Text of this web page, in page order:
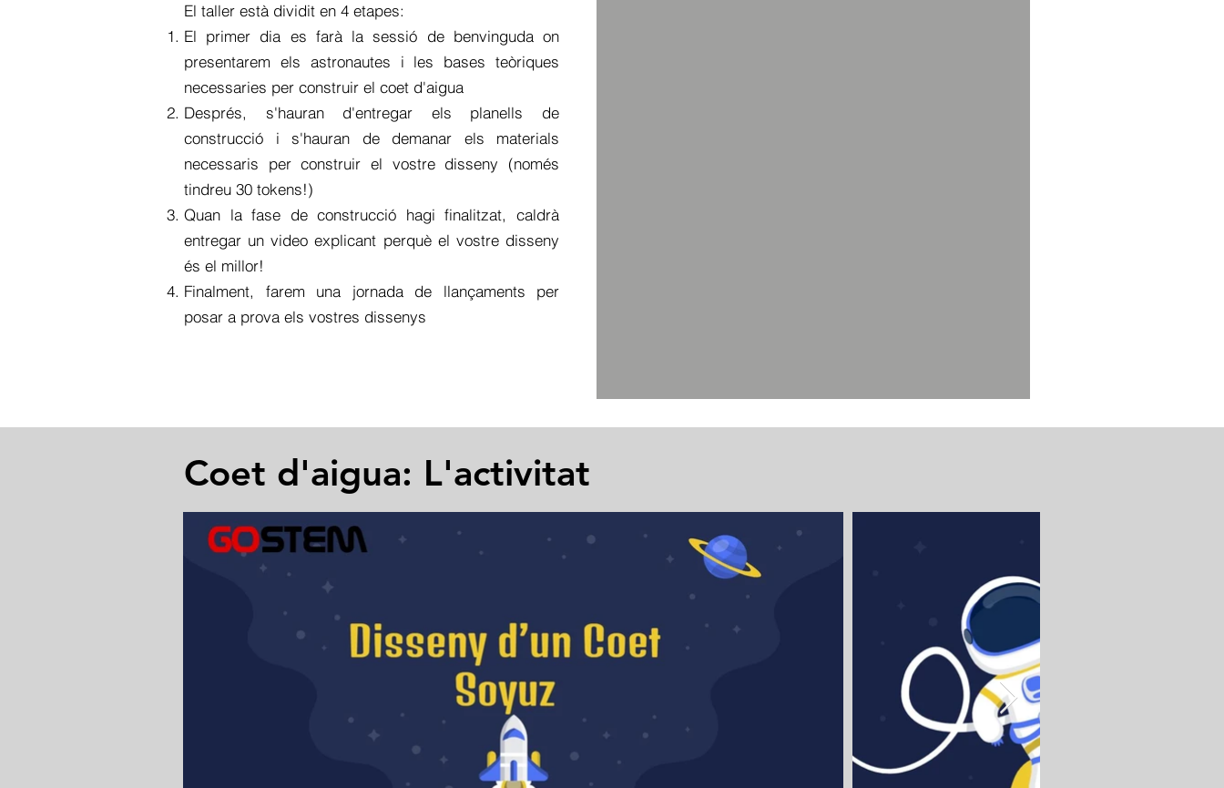
El taller està dividit en 4 etapes:
El primer dia es farà la sessió de benvinguda on
presentarem els astronautes i les bases teòriques
necessaries per construir el coet d'aigua
Després, s'hauran d'entregar els planells de
construcció i s'hauran de demanar els materials
necessaris per construir el vostre disseny (només
tindreu 30 tokens!)
Quan la fase de construcció hagi finalitzat, caldrà
entregar un video explicant perquè el vostre disseny
és el millor!
Finalment, farem una jornada de llançaments per
posar a prova els vostres dissenys
Coet d'aigua: L'activitat